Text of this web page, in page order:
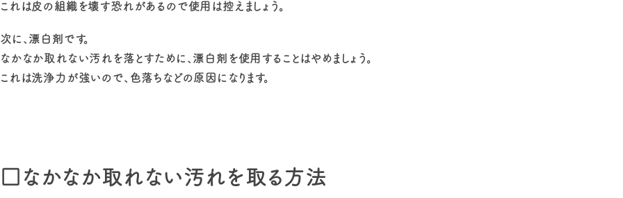
これは皮の組織を壊す恐れがあるので使用は控えましょう。
次に、漂白剤です。
なかなか取れない汚れを落とすために、漂白剤を使用することはやめましょう。
これは洗浄力が強いので、色落ちなどの原因になります。
□なかなか取れない汚れを取る方法